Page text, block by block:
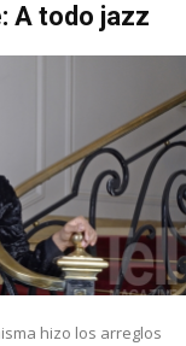
A todo jazz
hizo los arreglos